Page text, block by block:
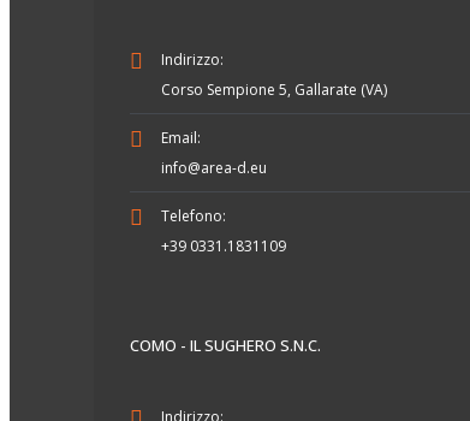
Indirizzo:
Corso Sempione 5, Gallarate (VA)
Email:
info@area-d.eu
Telefono:
+39 0331.1831109
COMO - IL SUGHERO S.N.C.
Indirizzo: